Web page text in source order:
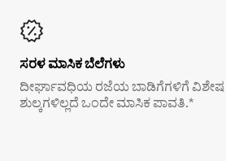
ಸರಳ ಮಾಸಿಕ ಬೆಲೆಗಳು
ದೀರ್ಘಾವಧಿಯ ರಜೆಯ ಬಾಡಿಗೆಗಳಿಗೆ ವಿಶೇಷ
ಶುಲ್ಕಗಳಿಲ್ಲದೆ ಒಂದೇ ಮಾಸಿಕ ಪಾವತಿ.*